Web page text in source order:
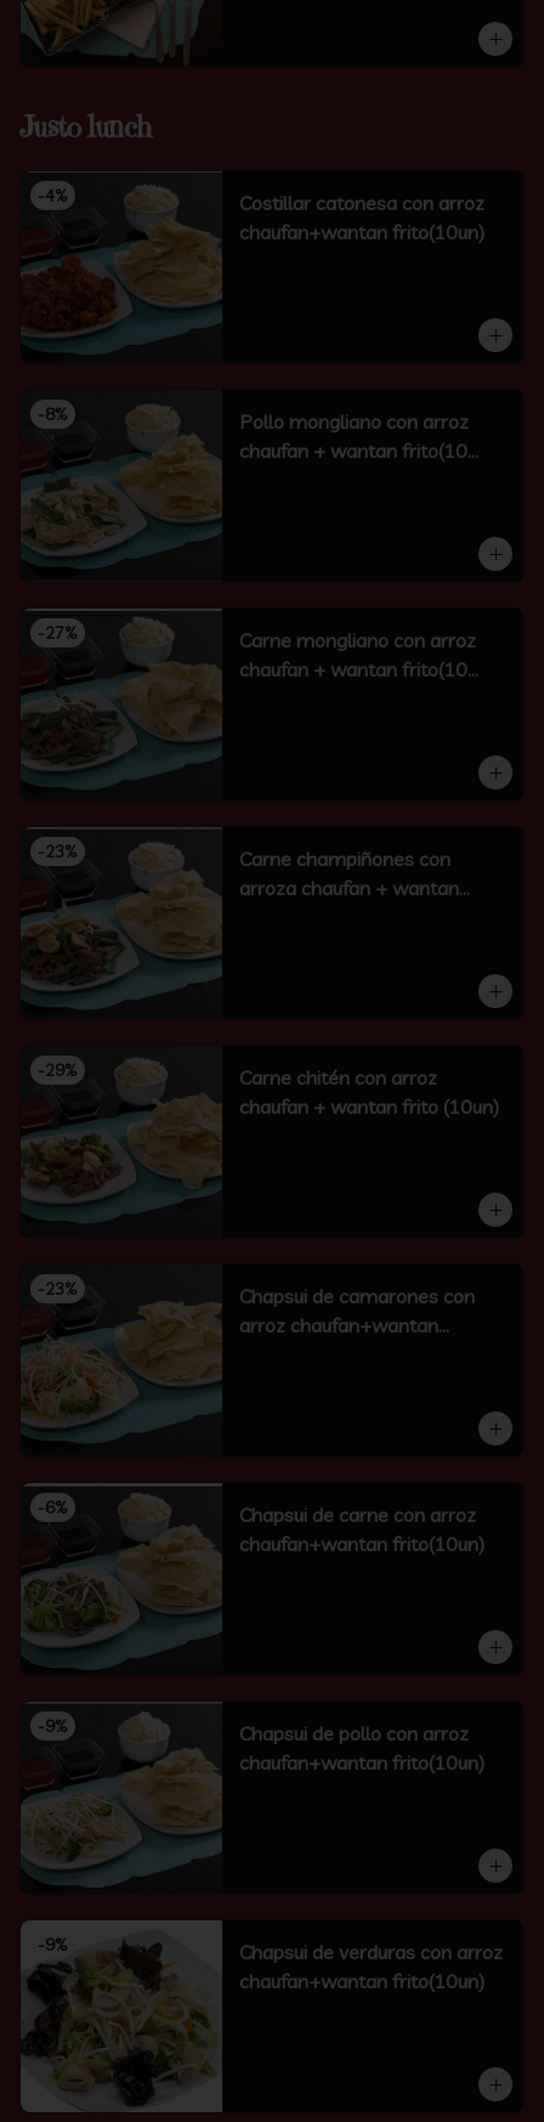
Justo lunch
-4%
Costillar catonesa con arroz
chaufan+wantan frito(10un)
-8%
Pollo mongliano con arroz
chaufan + wantan frito(10
-27%
Carne mongliano con arroz
chaufan + wantan frito(10
-23%
Carne champiñones con
arroza chaufan + wantan
-29%
Carne chitén con arroz
chaufan + wantan frito (10un)
-23%
Chapsui de camarones con
arroz chaufan+wantan
-6%
Chapsui de carne con arroz
chaufan+wantan frito(10un)
-9%
Chapsui de pollo con arroz
chaufan+wantan frito(10un)
-9%
Chapsui de verduras con arroz
chaufan+wantan frito(10un)